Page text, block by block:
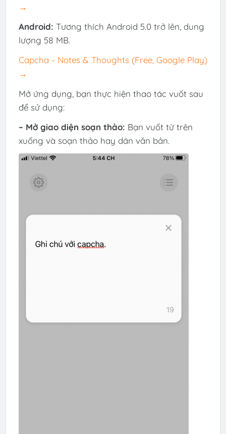
→
Android: Tương thích Android 5.0 trở lên, dung
lượng 58 MB.
Capcha - Notes & Thoughts (Free, Google Play)
→
Mở ứng dụng, bạn thực hiện thao tác vuốt sau
để sử dụng:
– Mở giao diện soạn thảo: Bạn vuốt từ trên
xuống và soạn thảo hay dán văn bản.